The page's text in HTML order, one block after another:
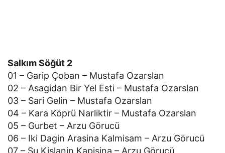
Salkım Söğüt 2
01 – Garip Çoban – Mustafa Ozarslan
02 – Asagidan Bir Yel Esti – Mustafa Ozarslan
03 – Sari Gelin – Mustafa Ozarslan
04 – Kara Köprü Narliktir – Mustafa Ozarslan
05 – Gurbet – Arzu Görucü
06 – Iki Dagin Arasina Kalmisam – Arzu Görucü
07 – Su Kislanin Kapisina – Arzu Görucü